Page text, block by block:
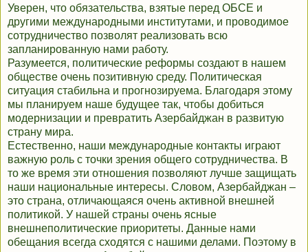
Уверен, что обязательства, взятые перед ОБСЕ и
другими международными институтами, и проводимое
сотрудничество позволят реализовать всю
запланированную нами работу.
Разумеется, политические реформы создают в нашем
обществе очень позитивную среду. Политическая
ситуация стабильна и прогнозируема. Благодаря этому
мы планируем наше будущее так, чтобы добиться
модернизации и превратить Азербайджан в развитую
страну мира.
Естественно, наши международные контакты играют
важную роль с точки зрения общего сотрудничества. В
то же время эти отношения позволяют лучше защищать
наши национальные интересы. Словом, Азербайджан –
это страна, отличающаяся очень активной внешней
политикой. У нашей страны очень ясные
внешнеполитические приоритеты. Данные нами
обещания всегда сходятся с нашими делами. Поэтому в